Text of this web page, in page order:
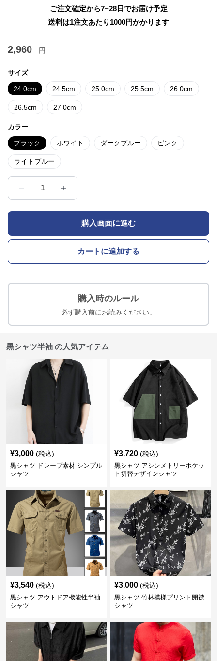
ご注文確定から7~28日でお届け予定
送料は1注文あたり 1000円かかります
2,960 円
サイズ
24.0cm 24.5cm 25.0cm 25.5cm 26.0cm
26.5cm 27.0cm
カラー
ブラック ホワイト ダークブルー ピンク
ライトブルー
1
購入画面に進む
カートに追加する
購入時のルール
必ず購入前にお読みください。
黒シャツ半袖 の人気アイテム
¥3,000 (税込)
黒シャツ ドレープ素材 シンプル
シャツ
¥3,720 (税込)
黒シャツ アシンメトリーポケッ
ト切替デザインシャツ
¥3,540 (税込)
黒シャツ アウトドア機能性半袖
シャツ
¥3,000 (税込)
黒シャツ 竹林模様プリント開襟
シャツ